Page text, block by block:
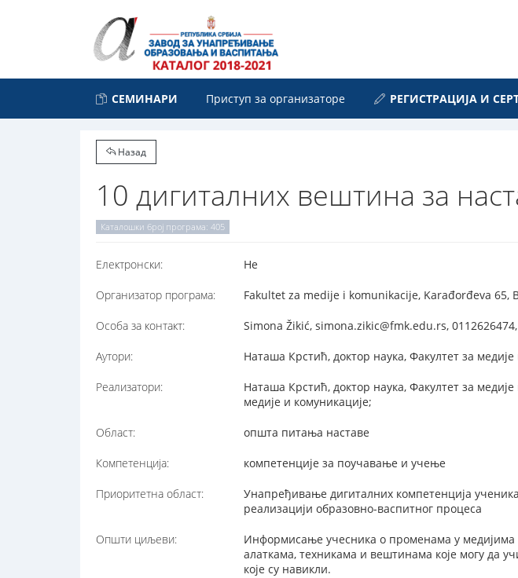
СЕМИНАРИ Приступ за организаторе РЕГИСТРАЦИЈА И
Назад
10 дигиталних вештина за
Каталошки број програма: 405
Електронски: Не
Организатор програма: Fakultet za medije i komunikacije, Karađorđeva 65,
Особа за контакт: Simona Žikić, simona.zikic@fmk.edu.rs,
Аутори: Наташа Крстић, доктор наука, Факултет за
Реализатори:
Наташа Крстић, доктор наука, Факултет за
медије и комуникације;
Област: општа питања наставе
Компетенција: компетенције за поучавање и учење
Приоритетна област:
Унапређивање дигиталних компетенција
реализацији образовно-васпитног процеса
Општи циљеви:
Информисање учесника о променама у
алаткама, техникама и вештинама које могу да
које су навикли.